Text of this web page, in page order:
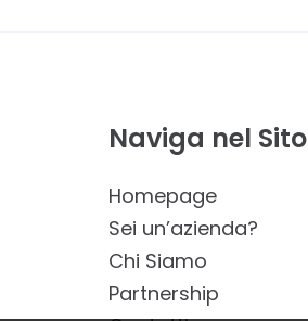
Naviga nel Sito
Homepage
Sei un’azienda?
Chi Siamo
Partnership